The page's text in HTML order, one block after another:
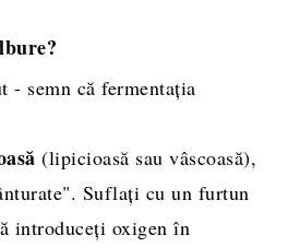
- semn că fermentația
(lipicioasă sau vâscoasă),
Suflați cu un furtun
introduceți oxigen în